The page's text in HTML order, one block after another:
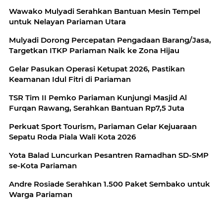
Wawako Mulyadi Serahkan Bantuan Mesin Tempel
untuk Nelayan Pariaman Utara
Mulyadi Dorong Percepatan Pengadaan Barang/Jasa,
Targetkan ITKP Pariaman Naik ke Zona Hijau
Gelar Pasukan Operasi Ketupat 2026, Pastikan
Keamanan Idul Fitri di Pariaman
TSR Tim II Pemko Pariaman Kunjungi Masjid Al
Furqan Rawang, Serahkan Bantuan Rp7,5 Juta
Perkuat Sport Tourism, Pariaman Gelar Kejuaraan
Sepatu Roda Piala Wali Kota 2026
Yota Balad Luncurkan Pesantren Ramadhan SD-SMP
se-Kota Pariaman
Andre Rosiade Serahkan 1.500 Paket Sembako untuk
Warga Pariaman